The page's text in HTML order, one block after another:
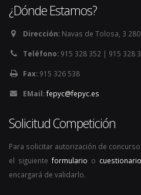
¿Dónde Estamos?
Dirección: Navas de Tolosa, 3
Teléfono: 915 328 352 | 915 328
Fax: 915 326 538
EMail:fepyc@fepyc.es
Solicitud Competición
Para solicitar autorización de
el siguiente formulario o cuestionario
encargará de validarlo.